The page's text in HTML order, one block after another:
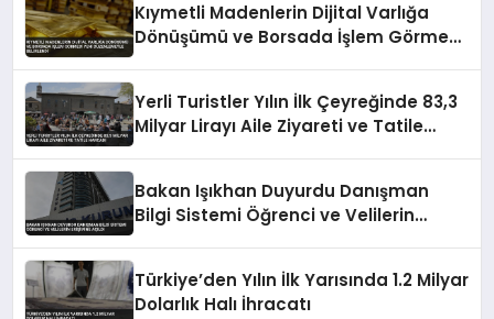
Kıymetli Madenlerin Dijital Varlığa
Dönüşümü ve Borsada İşlem Görmesi
Yerli Turistler Yılın İlk Çeyreğinde 83,3
Milyar Lirayı Aile Ziyareti ve Tatile
Bakan Işıkhan Duyurdu Danışman
Bilgi Sistemi Öğrenci ve Velilerin
Türkiye’den Yılın İlk Yarısında 1.2 Milyar
Dolarlık Halı İhracatı